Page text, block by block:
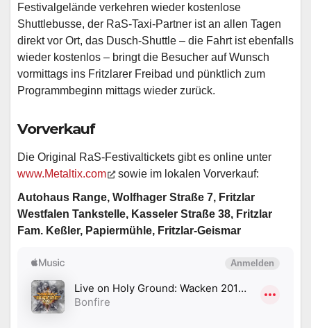
Festivalgelände verkehren wieder kostenlose
Shuttlebusse, der RaS-Taxi-Partner ist an allen Tagen
direkt vor Ort, das Dusch-Shuttle – die Fahrt ist ebenfalls
wieder kostenlos – bringt die Besucher auf Wunsch
vormittags ins Fritzlarer Freibad und pünktlich zum
Programmbeginn mittags wieder zurück.
Vorverkauf
Die Original RaS-Festivaltickets gibt es online unter
www.Metaltix.com
sowie im lokalen Vorverkauf:
Autohaus Range, Wolfhager Straße 7, Fritzlar
Westfalen Tankstelle, Kasseler Straße 38, Fritzlar
Fam. Keßler, Papiermühle, Fritzlar-Geismar